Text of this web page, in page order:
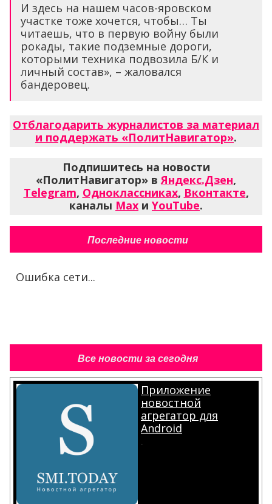
И здесь на нашем часов-яровском
участке тоже хочется, чтобы… Ты
читаешь, что в первую войну были
рокады, такие подземные дороги,
которыми техника подвозила Б/К и
личный состав», – жаловался
бандеровец.
Отблагодарить журналистов за материал
и поддержать «ПолитНавигатор».
Подпишитесь на новости
«ПолитНавигатор» вЯндекс.Дзен,
Telegram, Одноклассниках, Вконтакте,
каналы Max и YouTube.
Последние новости
Ошибка сети...
Все новости за сегодня
Приложение
новостной
агрегатор для
Android
.